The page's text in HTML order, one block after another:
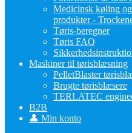
Medicinsk køling
produkter -
Tøris-beregner
Tøris FAQ
Maskiner til tørisblæsning
PelletBlaster
Brugte tørisblæsere
TERLATEC
B2B
👤 Min konto